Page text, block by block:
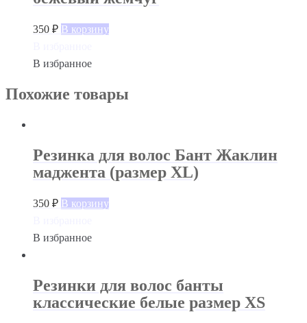
350 ₽ В корзину
В избранное
Похожие товары
Резинка для волос Бант Жаклин
маджента (размер XL)
350 ₽ В корзину
В избранное
Резинки для волос банты
классические белые размер XS